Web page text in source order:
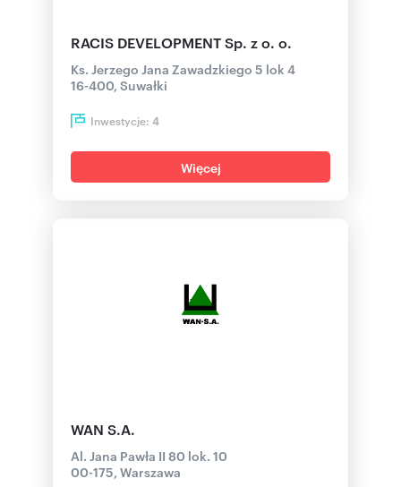
RACIS DEVELOPMENT Sp. z o. o.
Ks. Jerzego Jana Zawadzkiego 5 lok 4
16-400, Suwałki
Inwestycje: 4
Więcej
WAN S.A.
Al. Jana Pawła II 80 lok. 10
00-175, Warszawa